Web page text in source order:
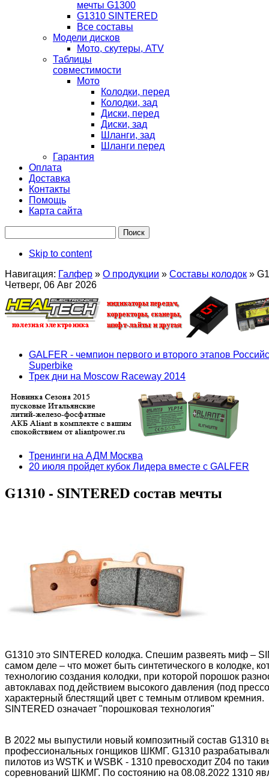
мечты G1300
G1310 SINTERED
Все составы
Модели дисков
Мото, скутеры, ATV
Таблицы
совместимости
Мото
Колодки, перед
Колодки, зад
Диски, перед
Диски, зад
Шланги, зад
Шланги перед
Гарантия
Оплата
Доставка
Контакты
Помощь
Карта сайта
Skip to content
Навигация: Галфер » О продукции » Составы колодок »
Четверг, 06 Авг 2026
GALFER - чемпион первого и второго этапов
Superbike
Трек дни на Moscow Raceway 2014
Тренинги на АДМ Москва
20 июля пройдет кубок Лидера вместе с GALFER
G1310 - SINTERED состав мечты
G1310 это SINTERED колодка. Спешим развеять миф –
самом деле – что может быть синтетического в колодке,
технологию создания колодки, при которой порошок
автоклавах под действием высокого давления (под
характерный блестящий цвет с темным отливом кремния.
SINTERED означает "порошковая технология"
В 2022 мы выпустили новый композитный состав G1310
профессиональных гонщиков ШКМГ. G1310
пилотов из WSTK и WSBK - 1310 превосходит Z04 по
соревнований ШКМГ. По состоянию на 08.08.2022 1310